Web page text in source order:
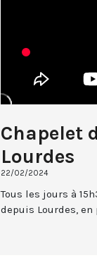
Chapelet
Lourdes
22/02/2024
Tous les jours à
depuis Lourdes,